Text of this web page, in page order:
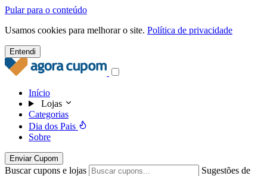
Pular para o conteúdo
Usamos cookies para melhorar o site. Política de privacidade
Entendi
Início
Lojas
Categorias
Dia dos Pais
Sobre
Enviar Cupom
Buscar cupons e lojas
Sugestões de